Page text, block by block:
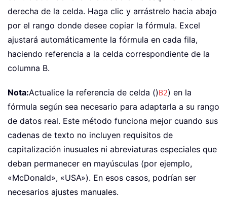
derecha de la celda. Haga clic y arrástrelo hacia abajo
por el rango donde desee copiar la fórmula. Excel
ajustará automáticamente la fórmula en cada fila,
haciendo referencia a la celda correspondiente de la
columna B.
Nota:Actualice la referencia de celda ()B2) en la
fórmula según sea necesario para adaptarla a su rango
de datos real. Este método funciona mejor cuando sus
cadenas de texto no incluyen requisitos de
capitalización inusuales ni abreviaturas especiales que
deban permanecer en mayúsculas (por ejemplo,
«McDonald», «USA»). En esos casos, podrían ser
necesarios ajustes manuales.